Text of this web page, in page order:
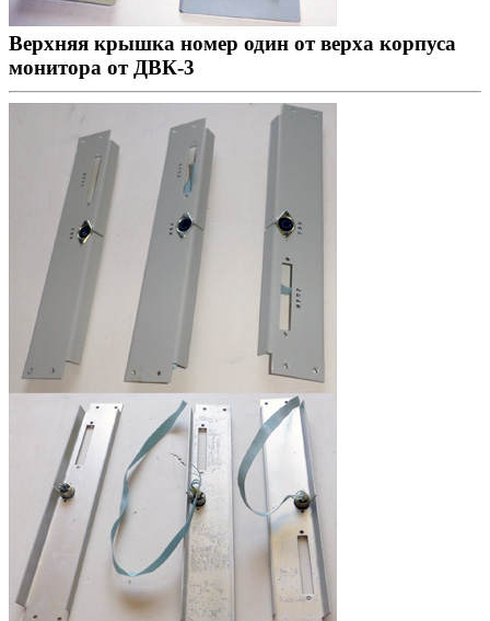
Верхняя крышка номер один от верха корпуса
монитора от ДВК-3